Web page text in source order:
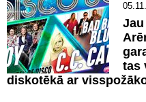
tas
diskotēkā ar